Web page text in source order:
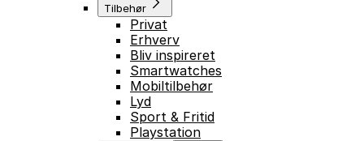
Tilbehør
Privat
Erhverv
Bliv inspireret
Smartwatches
Mobiltilbehør
Lyd
Sport & Fritid
Playstation